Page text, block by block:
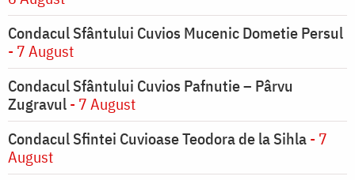
Condacul Sfântului Cuvios Mucenic Dometie Persul
- 7 August
Condacul Sfântului Cuvios Pafnutie – Pârvu
Zugravul- 7 August
Condacul Sfintei Cuvioase Teodora de la Sihla- 7
August